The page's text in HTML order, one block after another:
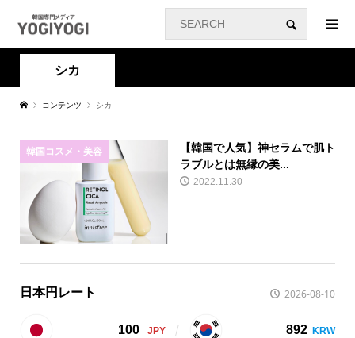
シカ
コンテンツ シカ
韓国コスメ・美容
【韓国で人気】神セラムで肌ト
ラブルとは無縁の美...
2022.11.30
日本円レート 2026-08-10
100 892